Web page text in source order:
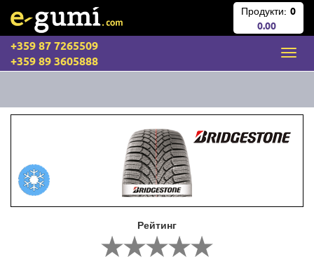
Продукти: 0
0.00
+359 87 7265509
+359 89 3605888
Рейтинг